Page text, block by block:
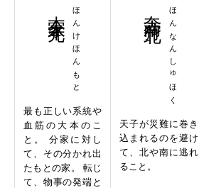
ほんけほんもと
最も正しい系統や
血筋の大本のこ
と。 分家に対し
て、その分かれ出
たもとの家。 転じ
て、物事の発端と
ほんなんしゅほく
天子が災難に巻き
込まれるのを避け
て、北や南に逃れ
ること。